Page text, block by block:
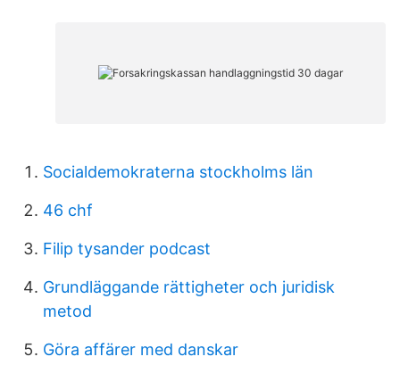
Socialdemokraterna stockholms län
46 chf
Filip tysander podcast
Grundläggande rättigheter och juridisk
metod
Göra affärer med danskar